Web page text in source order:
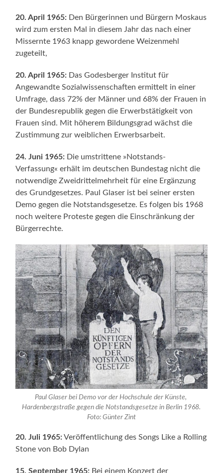
20. April 1965: Den Bürgerinnen und Bürgern Moskaus
wird zum ersten Mal in diesem Jahr das nach einer
Missernte 1963 knapp gewordene Weizenmehl
zugeteilt,
20. April 1965: Das Godesberger Institut für
Angewandte Sozialwissenschaften ermittelt in einer
Umfrage, dass 72% der Männer und 68% der Frauen in
der Bundesrepublik gegen die Erwerbstätigkeit von
Frauen sind. Mit höherem Bildungsgrad wächst die
Zustimmung zur weiblichen Erwerbsarbeit.
24. Juni 1965: Die umstrittene »Notstands-
Verfassung« erhält im deutschen Bundestag nicht die
notwendige Zweidrittelmehrheit für eine Ergänzung
des Grundgesetzes. Paul Glaser ist bei seiner ersten
Demo gegen die Notstandsgesetze. Es folgen bis 1968
noch weitere Proteste gegen die Einschränkung der
Bürgerrechte.
Paul Glaser bei Demo vor der Hochschule der Künste,
Hardenbergstraße gegen die Notstandsgesetze in Berlin 1968.
Foto: Günter Zint
20. Juli 1965:Veröffentlichung des Songs Like a Rolling
Stone von Bob Dylan
15. September 1965: Bei einem Konzert der